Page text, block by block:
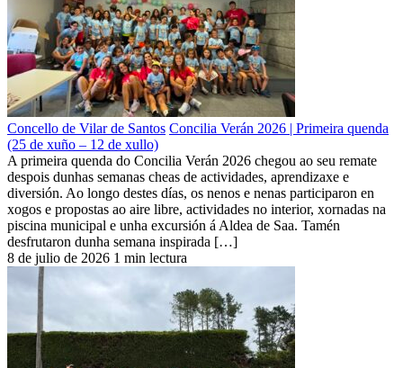
Concello de Vilar de Santos Concilia Verán 2026 | Primeira quenda
(25 de xuño – 12 de xullo)
A primeira quenda do Concilia Verán 2026 chegou ao seu remate
despois dunhas semanas cheas de actividades, aprendizaxe e
diversión. Ao longo destes días, os nenos e nenas participaron en
xogos e propostas ao aire libre, actividades no interior, xornadas na
piscina municipal e unha excursión á Aldea de Saa. Tamén
desfrutaron dunha semana inspirada […]
8 de julio de 2026 1 min lectura